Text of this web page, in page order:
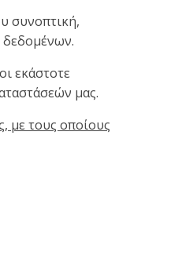
συνοπτική,
δεδομένων.
εκάστοτε
μας.
με τους οποίους